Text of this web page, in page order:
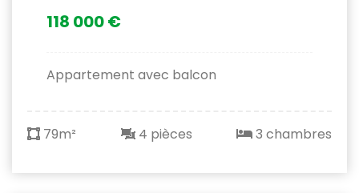
118 000 €
Appartement avec balcon
79m² 4 pièces 3 chambres